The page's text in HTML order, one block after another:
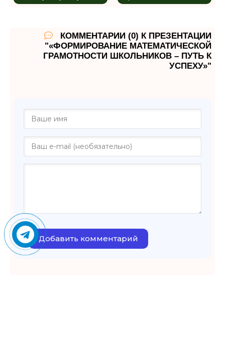
КОММЕНТАРИИ (0) К ПРЕЗЕНТАЦИИ
"«ФОРМИРОВАНИЕ МАТЕМАТИЧЕСКОЙ
ГРАМОТНОСТИ ШКОЛЬНИКОВ – ПУТЬ К
УСПЕХУ»"
Добавить комментарий